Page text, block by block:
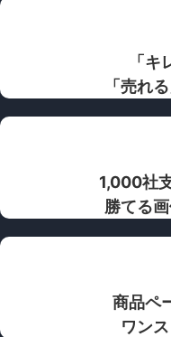
「キ
「売れ
1,000社
勝てる
商品ペ
ワン